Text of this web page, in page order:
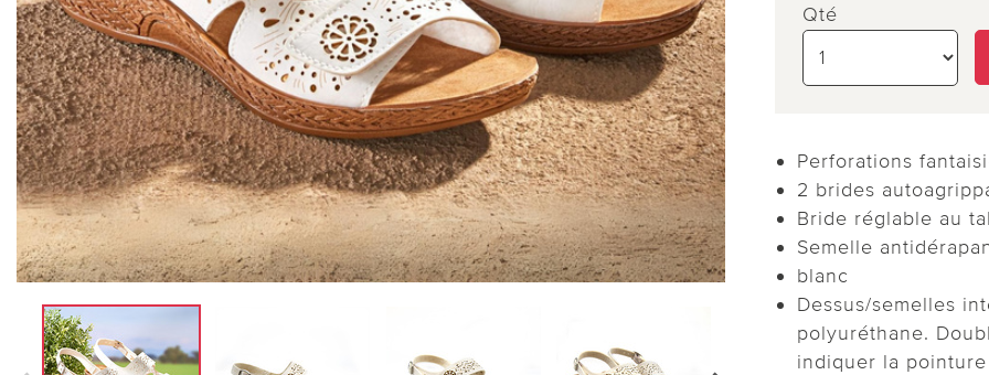
Qté
Perforations
2 brides
Bride réglable au
Semelle
blanc
Dessus/semelles
polyuréthane.
indiquer la